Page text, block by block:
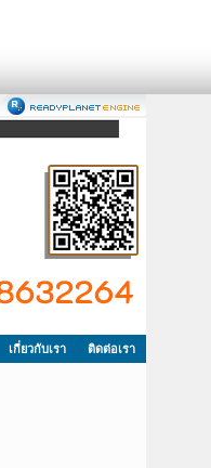
เกี่ยวกับเรา ติดต่อเรา